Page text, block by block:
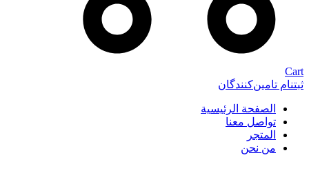
Cart
ثبتنام تامین‌کنندگان
الصفحة الرئيسية
تواصل معنا
المتجر
من نحن